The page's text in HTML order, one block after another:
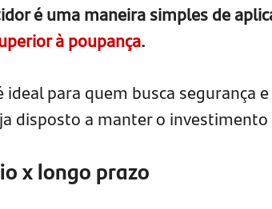
é uma maneira simples de
à poupança.
ideal para quem busca segurança
disposto a manter o
x longo prazo